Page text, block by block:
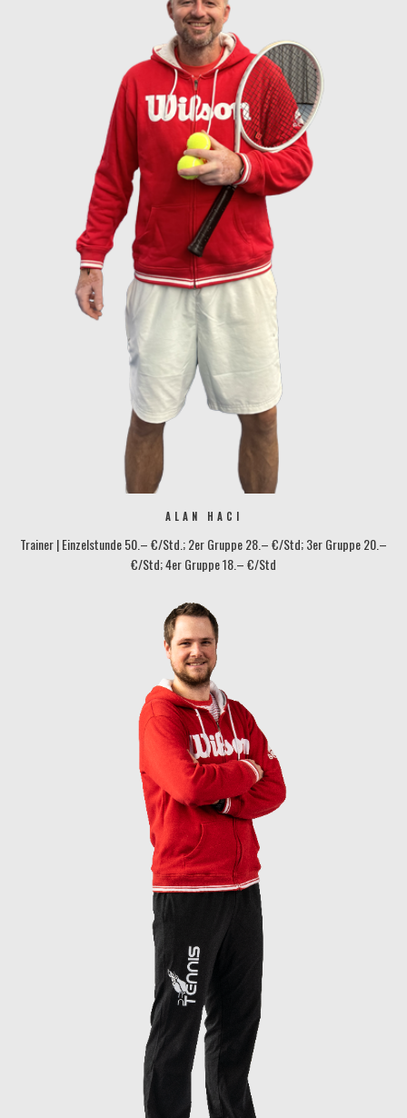
ALAN HACI
Trainer | Einzelstunde 50.– €/Std.; 2er Gruppe 28.– €/Std; 3er Gruppe 20.–
€/Std; 4er Gruppe 18.– €/Std
protennis@tennisbase-konstanz.de